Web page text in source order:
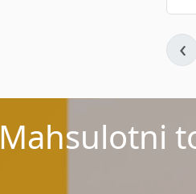
‹
Mahsulotni